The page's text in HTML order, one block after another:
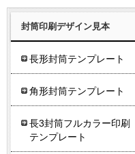
封筒印刷デザイン見本
長形封筒テンプレート
角形封筒テンプレート
長3封筒フルカラー印刷
テンプレート